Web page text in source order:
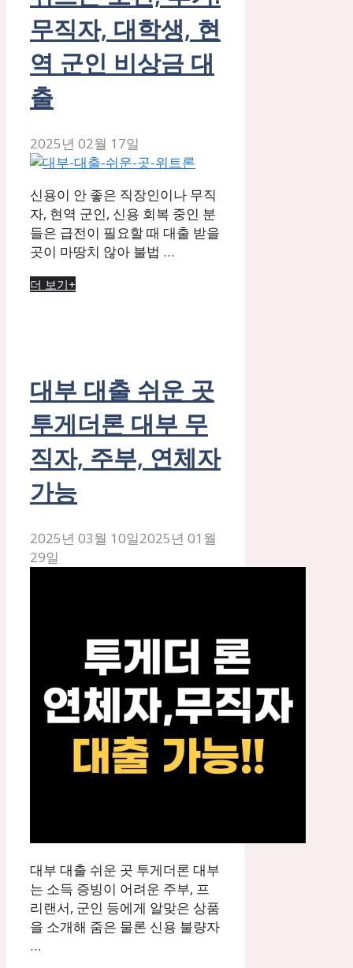
무직자, 대학생, 현
역 군인 비상금 대
출
2025년 02월 17일
신용이 안 좋은 직장인이나 무직
자, 현역 군인, 신용 회복 중인 분
들은 급전이 필요할 때 대출 받을
곳이 마땅치 않아 불법 …
더 보기+
대부 대출 쉬운 곳
투게더론 대부 무
직자, 주부, 연체자
가능
2025년 03월 10일2025년 01월
29일
대부 대출 쉬운 곳 투게더론 대부
는 소득 증빙이 어려운 주부, 프
리랜서, 군인 등에게 알맞은 상품
을 소개해 줌은 물론 신용 불량자
…